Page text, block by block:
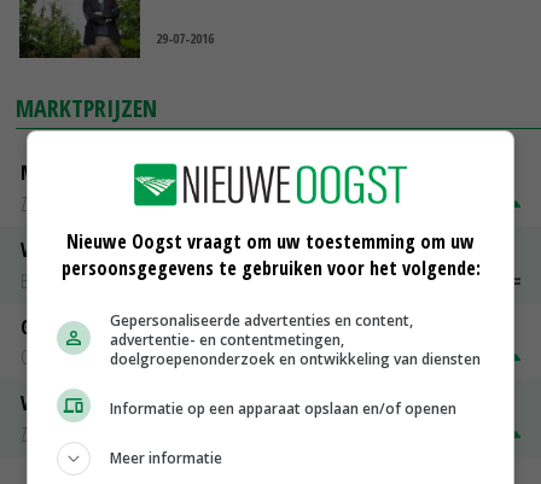
29-07-2016
MARKTPRIJZEN
Magere melkpoeder
Zuivel NL
€ 269,00
Vleeskuikens 2001-2600 gr
Barneveld
€ 1,09~ € 1,11
Gerst
Groningen
€ 197,00 € 2,00
Volle melkpoeder
Zuivel NL
Nieuwe Oogst vraagt om uw toestemming om uw
persoonsgegevens te gebruiken voor het volgende:
Gepersonaliseerde advertenties en content,
advertentie- en contentmetingen,
doelgroepenonderzoek en ontwikkeling van diensten
Informatie op een apparaat opslaan en/of openen
Meer informatie